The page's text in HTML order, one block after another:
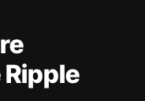
Ripple